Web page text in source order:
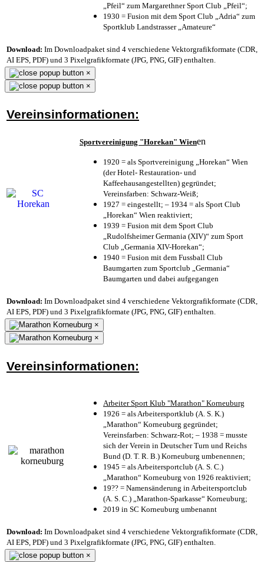
„Pfeil“ zum Margarethner Sport Club „Pfeil“;
1930 = Fusion mit dem Sport Club „Adria“ zum
Sportklub Landstrasser „Amateure“
Download: Im Downloadpaket sind 4 verschiedene Vektorgrafikformate (CDR,
AI EPS, PDF) und 3 Pixelgrafikformate (JPG, PNG, GIF) enthalten.
×
×
Vereinsinformationen:
Sportvereinigung "Horekan" Wienen
1920 = als Sportvereinigung „Horekan“ Wien
(der Hotel- Restauration- und
Kaffeehausangestellten) gegründet;
Vereinsfarben: Schwarz-Weiß;
1927 = eingestellt; – 1934 = als Sport Club
„Horekan“ Wien reaktiviert;
1939 = Fusion mit dem Sport Club
„Rudolfsheimer Germania (XIV)“ zum Sport
Club „Germania XIV-Horekan“;
1940 = Fusion mit dem Fussball Club
Baumgarten zum Sportclub „Germania“
Baumgarten und dabei aufgegangen
Download: Im Downloadpaket sind 4 verschiedene Vektorgrafikformate (CDR,
AI EPS, PDF) und 3 Pixelgrafikformate (JPG, PNG, GIF) enthalten.
×
×
Vereinsinformationen:
Arbeiter Sport Klub "Marathon" Korneuburg
1926 = als Arbeitersportklub (A. S. K.)
„Marathon“ Korneuburg gegründet;
Vereinsfarben: Schwarz-Rot; – 1938 = musste
sich der Verein in Deutscher Turn und Reichs
Bund (D. T. R. B.) Korneuburg umbenennen;
1945 = als Arbeitersportclub (A. S. C.)
„Marathon“ Korneuburg von 1926 reaktiviert;
19?? = Namensänderung in Arbeitersportclub
(A. S. C.) „Marathon-Sparkasse“ Korneuburg;
2019 in SC Korneuburg umbenannt
Download: Im Downloadpaket sind 4 verschiedene Vektorgrafikformate (CDR,
AI EPS, PDF) und 3 Pixelgrafikformate (JPG, PNG, GIF) enthalten.
×